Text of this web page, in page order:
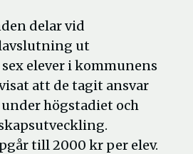
delar vid
ut
elever i kommunens
att de tagit ansvar
högstadiet och
till 2000 kr per elev.